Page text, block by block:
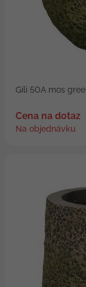
Gili 50A mos
Cena na dotaz
Na objednávku